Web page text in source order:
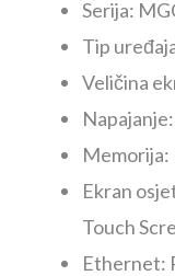
Serija:
Tip
Veličina
Memorija:
Ekran
Touch
Ethernet: